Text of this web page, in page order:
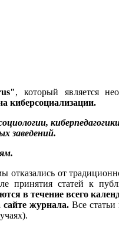
, который является
киберсоциализации.
заведений.
отказались от
принятия статей к
в течение всего
журнала. Все статьи